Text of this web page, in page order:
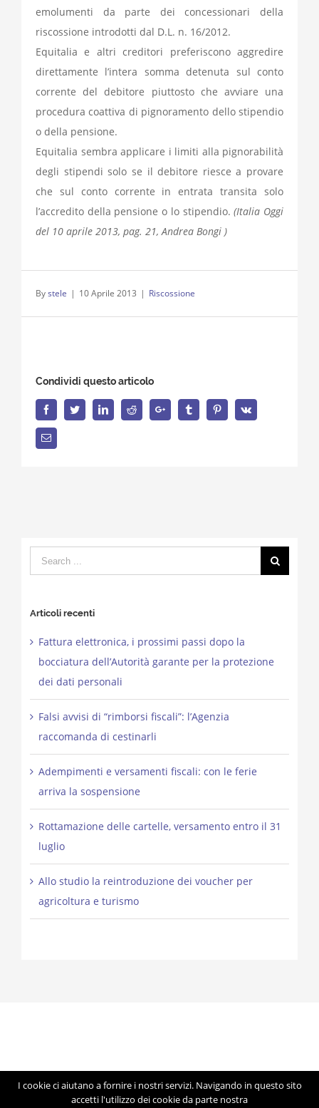
emolumenti da parte dei concessionari della
riscossione introdotti dal D.L. n. 16/2012.
Equitalia e altri creditori preferiscono aggredire
direttamente l’intera somma detenuta sul conto
corrente del debitore piuttosto che avviare una
procedura coattiva di pignoramento dello stipendio
o della pensione.
Equitalia sembra applicare i limiti alla pignorabilità
degli stipendi solo se il debitore riesce a provare
che sul conto corrente in entrata transita solo
l’accredito della pensione o lo stipendio.(Italia Oggi
del 10 aprile 2013, pag. 21, Andrea Bongi )
Bystele | 10 Aprile 2013 | Riscossione
Condividi questo articolo
FacebookTwitterLinkedInReddit Google+ Tumblr PinterestVk
Email
Search
for:
Articoli recenti
Fattura elettronica, i prossimi passi dopo la
bocciatura dell’Autorità garante per la protezione
dei dati personali
Falsi avvisi di “rimborsi fiscali”: l’Agenzia
raccomanda di cestinarli
Adempimenti e versamenti fiscali: con le ferie
arriva la sospensione
Rottamazione delle cartelle, versamento entro il 31
luglio
Allo studio la reintroduzione dei voucher per
agricoltura e turismo
© Copyright 2012 -2026 | Studio Lorigiola | STELE | P.IVA
I cookie ci aiutano a fornire i nostri servizi. Navigando in questo sito
accetti l'utilizzo dei cookie da parte nostra